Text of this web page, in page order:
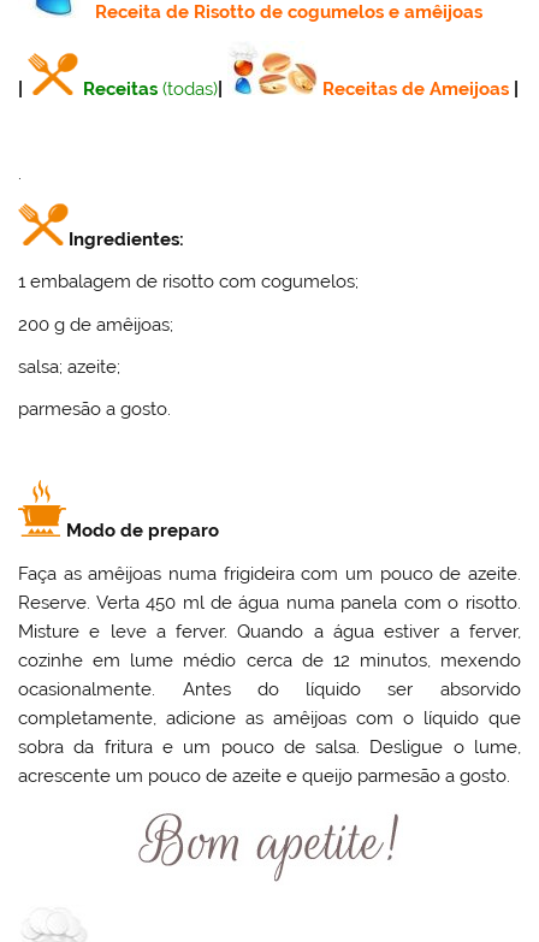
Receitade Risotto de cogumelos e amêijoas
Receitas (todas) Receitas de Ameijoas
.
Ingredientes:
1 embalagem de risotto com cogumelos;
200 g de amêijoas;
salsa; azeite;
parmesão a gosto.
Modo de preparo
Faça as amêijoas numa frigideira com um pouco de azeite.
Reserve. Verta 450 ml de água numa panela com o risotto.
Misture e leve a ferver. Quando a água estiver a ferver,
cozinhe em lume médio cerca de 12 minutos, mexendo
ocasionalmente. Antes do líquido ser absorvido
completamente, adicione as amêijoas com o líquido que
sobra da fritura e um pouco de salsa. Desligue o lume,
acrescente um pouco de azeite e queijo parmesão a gosto.